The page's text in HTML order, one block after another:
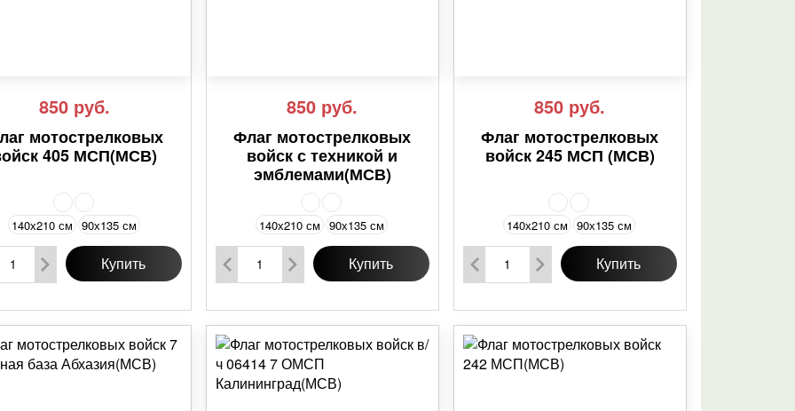
850 руб.
мотострелковых
405 МСП(МСВ)
140х210 см 90х135 см
Купить
850 руб.
Флаг мотострелковых
войск с техникой и
эмблемами(МСВ)
140х210 см 90х135 см
Купить
850 руб.
Флаг мотострелковых
войск 245 МСП (МСВ)
140х210 см 90х135 см
Купить